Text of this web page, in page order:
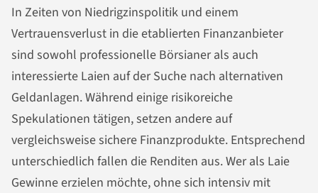
In Zeiten von Niedrigzinspolitik und einem
Vertrauensverlust in die etablierten Finanzanbieter
sind sowohl professionelle Börsianer als auch
interessierte Laien auf der Suche nach alternativen
Geldanlagen. Während einige risikoreiche
Spekulationen tätigen, setzen andere auf
vergleichsweise sichere Finanzprodukte. Entsprechend
unterschiedlich fallen die Renditen aus. Wer als Laie
Gewinne erzielen möchte, ohne sich intensiv mit